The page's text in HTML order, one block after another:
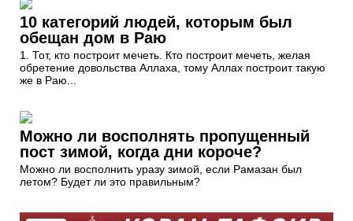
10 категорий людей, которым был
обещан дом в Раю
1. Тот, кто построит мечеть. Кто построит мечеть, желая
обретение довольства Аллаха, тому Аллах построит такую
же в Раю...
Можно ли восполнять пропущенный
пост зимой, когда дни короче?
Можно ли восполнить уразу зимой, если Рамазан был
летом? Будет ли это правильным?